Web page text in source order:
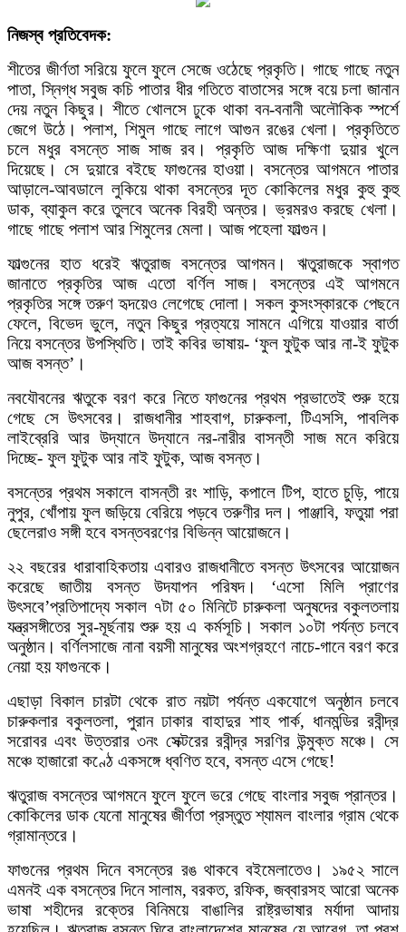
নিজস্ব প্রতিবেদক:
শীতের জীর্ণতা সরিয়ে ফুলে ফুলে সেজে ওঠেছে প্রকৃতি। গাছে গাছে নতুন
পাতা, স্নিগ্ধ সবুজ কচি পাতার ধীর গতিতে বাতাসের সঙ্গে বয়ে চলা জানান
দেয় নতুন কিছুর। শীতে খোলসে ঢুকে থাকা বন-বনানী অলৌকিক স্পর্শে
জেগে উঠে। পলাশ, শিমুল গাছে লাগে আগুন রঙের খেলা। প্রকৃতিতে
চলে মধুর বসন্তে সাজ সাজ রব। প্রকৃতি আজ দক্ষিণা দুয়ার খুলে
দিয়েছে। সে দুয়ারে বইছে ফাগুনের হাওয়া। বসন্তের আগমনে পাতার
আড়ালে-আবডালে লুকিয়ে থাকা বসন্তের দূত কোকিলের মধুর কুহু কুহু
ডাক, ব্যাকুল করে তুলবে অনেক বিরহী অন্তর। ভ্রমরও করছে খেলা।
গাছে গাছে পলাশ আর শিমুলের মেলা। আজ পহেলা ফাল্গুন।
ফাল্গুনের হাত ধরেই ঋতুরাজ বসন্তের আগমন। ঋতুরাজকে স্বাগত
জানাতে প্রকৃতির আজ এতো বর্ণিল সাজ। বসন্তের এই আগমনে
প্রকৃতির সঙ্গে তরুণ হৃদয়েও লেগেছে দোলা। সকল কুসংস্কারকে পেছনে
ফেলে, বিভেদ ভুলে, নতুন কিছুর প্রত্যয়ে সামনে এগিয়ে যাওয়ার বার্তা
নিয়ে বসন্তের উপস্থিতি। তাই কবির ভাষায়- ‘ফুল ফুটুক আর না-ই ফুটুক
আজ বসন্ত’।
নবযৌবনের ঋতুকে বরণ করে নিতে ফাগুনের প্রথম প্রভাতেই শুরু হয়ে
গেছে সে উৎসবের। রাজধানীর শাহবাগ, চারুকলা, টিএসসি, পাবলিক
লাইব্রেরি আর উদ্যানে উদ্যানে নর-নারীর বাসন্তী সাজ মনে করিয়ে
দিচ্ছে- ফুল ফুটুক আর নাই ফুটুক, আজ বসন্ত।
বসন্তের প্রথম সকালে বাসন্তী রং শাড়ি, কপালে টিপ, হাতে চুড়ি, পায়ে
নুপুর, খোঁপায় ফুল জড়িয়ে বেরিয়ে পড়বে তরুণীর দল। পাঞ্জাবি, ফতুয়া পরা
ছেলেরাও সঙ্গী হবে বসন্তবরণের বিভিন্ন আয়োজনে।
২২ বছরের ধারাবাহিকতায় এবারও রাজধানীতে বসন্ত উৎসবের আয়োজন
করেছে জাতীয় বসন্ত উদযাপন পরিষদ। ‘এসো মিলি প্রাণের
উৎসবে’প্রতিপাদ্যে সকাল ৭টা ৫০ মিনিটে চারুকলা অনুষদের বকুলতলায়
যন্ত্রসঙ্গীতের সুর-মূর্ছনায় শুরু হয় এ কর্মসূচি। সকাল ১০টা পর্যন্ত চলবে
অনুষ্ঠান। বর্ণিলসাজে নানা বয়সী মানুষের অংশগ্রহণে নাচে-গানে বরণ করে
নেয়া হয় ফাগুনকে।
এছাড়া বিকাল চারটা থেকে রাত নয়টা পর্যন্ত একযোগে অনুষ্ঠান চলবে
চারুকলার বকুলতলা, পুরান ঢাকার বাহাদুর শাহ পার্ক, ধানমন্ডির রবীন্দ্র
সরোবর এবং উত্তরার ৩নং সেক্টরের রবীন্দ্র সরণির উন্মুক্ত মঞ্চে। সে
মঞ্চে হাজারো কণ্ঠে একসঙ্গে ধ্বণিত হবে, বসন্ত এসে গেছে!
ঋতুরাজ বসন্তের আগমনে ফুলে ফুলে ভরে গেছে বাংলার সবুজ প্রান্তর।
কোকিলের ডাক যেনো মানুষের জীর্ণতা প্রস্তুত শ্যামল বাংলার গ্রাম থেকে
গ্রামান্তরে।
ফাগুনের প্রথম দিনে বসন্তের রঙ থাকবে বইমেলাতেও। ১৯৫২ সালে
এমনই এক বসন্তের দিনে সালাম, বরকত, রফিক, জব্বারসহ আরো অনেক
ভাষা শহীদের রক্তের বিনিময়ে বাঙালির রাষ্ট্রভাষার মর্যাদা আদায়